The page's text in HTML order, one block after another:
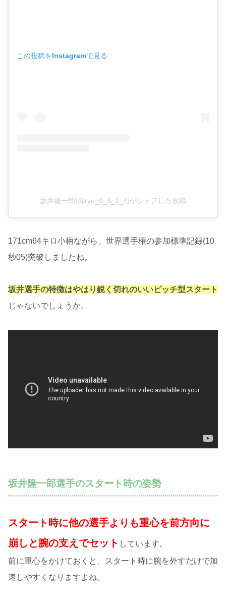
この投稿をInstagramで見る
坂井隆一郎(@ryu_0_3_1_4)がシェアした投稿
171cm64キロ小柄ながら、世界選手権の参加標準記録(10
秒05)突破しましたね。
坂井選手の特徴はやはり鋭く切れのいいピッチ型スタート
じゃないでしょうか。
坂井隆一郎選手のスタート時の姿勢
スタート時に他の選手よりも重心を前方向に
崩しと腕の支えでセット しています。
前に重心をかけておくと、スタート時に腕を外すだけで加
速しやすくなりますよね。